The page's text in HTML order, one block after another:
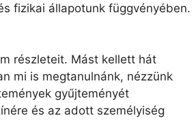
fizikai állapotunk függvényében.
részleteit. Mást kellett hát
mi is megtanulnánk, nézzünk
gyűjteményét
és az adott személyiség